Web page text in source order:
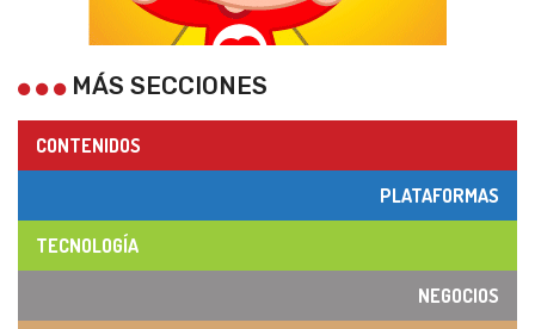
MÁS SECCIONES
CONTENIDOS
PLATAFORMAS
TECNOLOGÍA
NEGOCIOS